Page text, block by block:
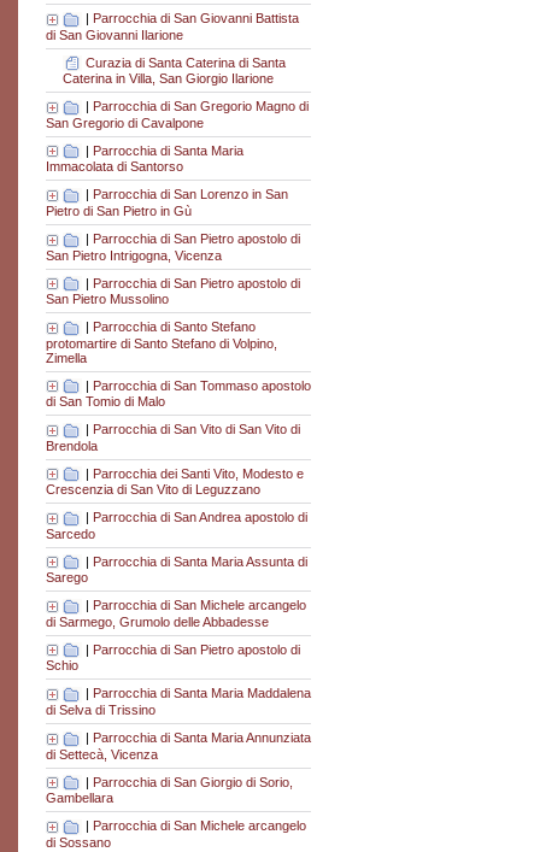
Parrocchia di San Giovanni Battista
di San Giovanni Ilarione
Curazia di Santa Caterina di Santa
Caterina in Villa, San Giorgio Ilarione
Parrocchia di San Gregorio Magno di
San Gregorio di Cavalpone
| Parrocchia di Santa Maria
Immacolata di Santorso
Parrocchia di San Lorenzo in San
Pietro di San Pietro in Gù
| Parrocchia di San Pietro apostolo di
San Pietro Intrigogna, Vicenza
| Parrocchia di San Pietro apostolo di
San Pietro Mussolino
| Parrocchia di Santo Stefano
protomartire di Santo Stefano di Volpino,
Zimella
| Parrocchia di San Tommaso apostolo
di San Tomio di Malo
| Parrocchia di San Vito di San Vito di
Brendola
| Parrocchia dei Santi Vito, Modesto e
Crescenzia di San Vito di Leguzzano
Parrocchia di San Andrea apostolo di
Sarcedo
| Parrocchia di Santa Maria Assunta di
Sarego
Parrocchia di San Michele arcangelo
di Sarmego, Grumolo delle Abbadesse
| Parrocchia di San Pietro apostolo di
Schio
Parrocchia di Santa Maria Maddalena
di Selva di Trissino
| Parrocchia di Santa Maria Annunziata
di Settecà, Vicenza
| Parrocchia di San Giorgio di Sorio,
Gambellara
| Parrocchia di San Michele arcangelo
di Sossano